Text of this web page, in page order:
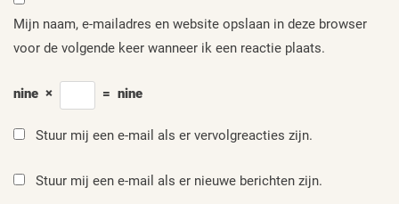
Mijn naam, e-mailadres en website opslaan in deze browser
voor de volgende keer wanneer ik een reactie plaats.
nine × = nine
Stuur mij een e-mail als er vervolgreacties zijn.
Stuur mij een e-mail als er nieuwe berichten zijn.